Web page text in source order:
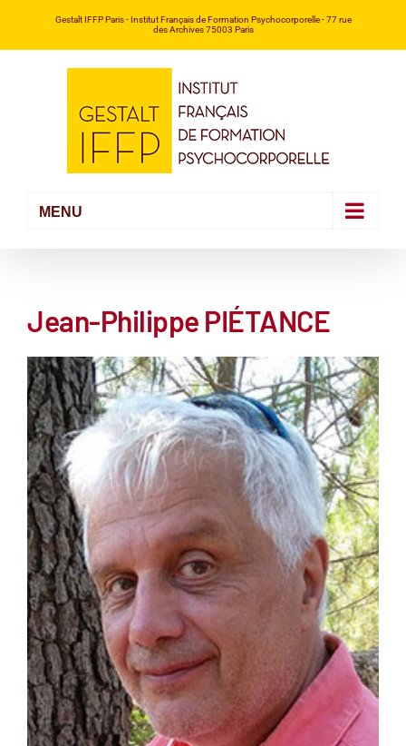
Gestalt IFFP Paris- Institut Français de Formation Psychocorporelle -77 rue
des Archives 75003 Paris
Jean-Philippe PIÉTANCE
Voir
l'image
agrandie